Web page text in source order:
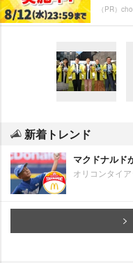
（PR）
新着トレンド
マクドナルド
オリコンタイ